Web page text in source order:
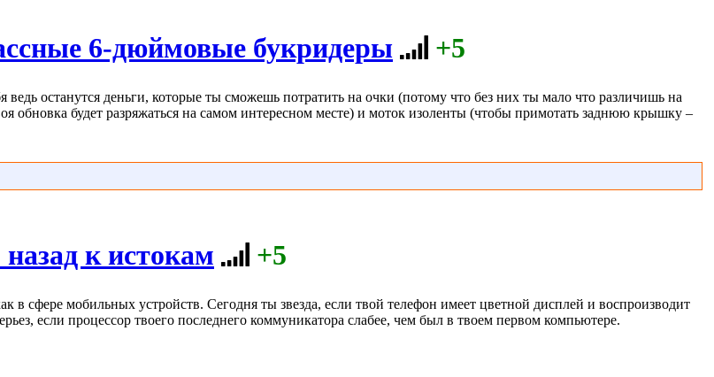
6-дюймовые букридеры +5
останутся деньги, которые ты сможешь потратить на очки (потому что без них ты мало что различишь на
обновка будет разряжаться на самом интересном месте) и моток изоленты (чтобы примотать заднюю крышку –
к истокам +5
в сфере мобильных устройств. Сегодня ты звезда, если твой телефон имеет цветной дисплей и воспроизводит
если процессор твоего последнего коммуникатора слабее, чем был в твоем первом компьютере.